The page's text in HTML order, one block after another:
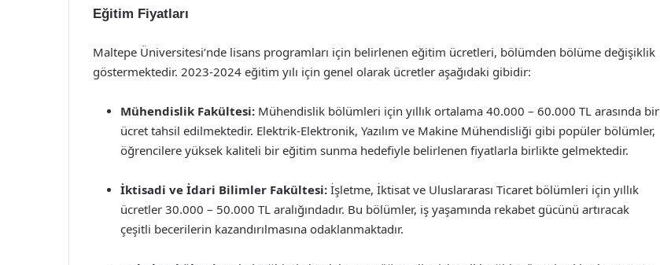
Eğitim Fiyatları
Maltepe Üniversitesi’nde lisans programları için belirlenen eğitim ücretleri, bölümden bölüme değişiklik
göstermektedir. 2023-2024 eğitim yılı için genel olarak ücretler aşağıdaki gibidir:
Mühendislik Fakültesi: Mühendislik bölümleri için yıllık ortalama 40.000 – 60.000 TL arasında bir
ücret tahsil edilmektedir. Elektrik-Elektronik, Yazılım ve Makine Mühendisliği gibi popüler bölümler,
öğrencilere yüksek kaliteli bir eğitim sunma hedefiyle belirlenen fiyatlarla birlikte gelmektedir.
İktisadi ve İdari Bilimler Fakültesi: İşletme, İktisat ve Uluslararası Ticaret bölümleri için yıllık
ücretler 30.000 – 50.000 TL aralığındadır. Bu bölümler, iş yaşamında rekabet gücünü artıracak
çeşitli becerilerin kazandırılmasına odaklanmaktadır.